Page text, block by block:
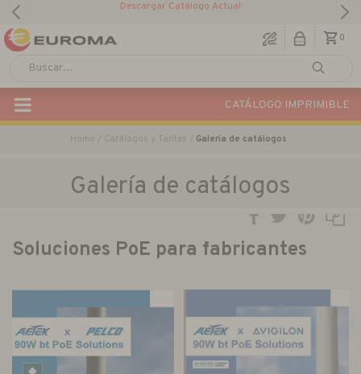
Descargar Catálogo Actual
0
CATÁLOGO IMPRIMIBLE
Home Catálogos y Tarifas Galería de catálogos
Galería de catálogos
Soluciones PoE para fabricantes